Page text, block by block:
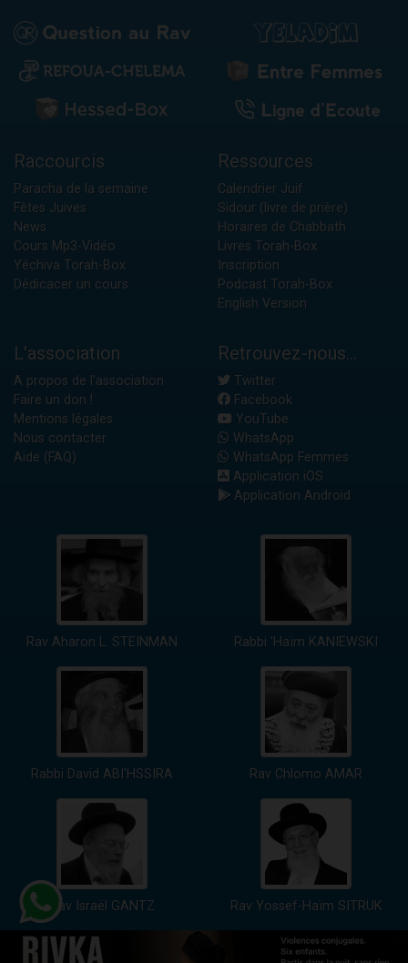
Raccourcis
Paracha de la semaine
Fêtes Juives
News
Cours Mp3-Vidéo
Yéchiva Torah-Box
Dédicacer un cours
Ressources
Calendrier Juif
Sidour (livre de prière)
Horaires de Chabbath
Livres Torah-Box
Inscription
Podcast Torah-Box
English Version
L'association
A propos de l'association
Faire un don !
Mentions légales
Nous contacter
Aide (FAQ)
Retrouvez-nous...
Twitter
Facebook
YouTube
WhatsApp
WhatsApp Femmes
Application iOS
Application Android
Rav Aharon L. STEINMAN Rabbi 'Haïm KANIEWSKI
Rabbi David ABI'HSSIRA Rav Chlomo AMAR
Rav Israël GANTZ Rav Yossef-Haïm SITRUK